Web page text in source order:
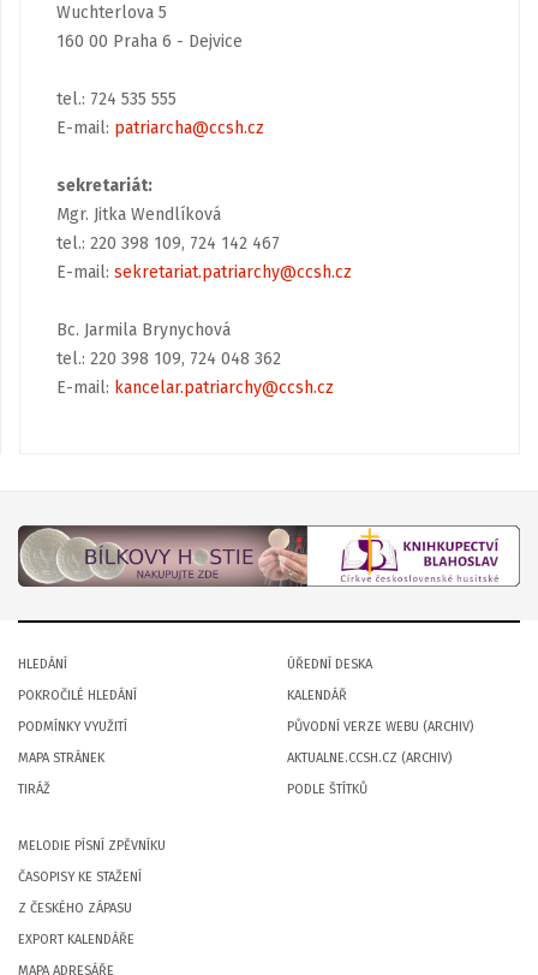
Wuchterlova 5
160 00 Praha 6 - Dejvice
tel.: 724 535 555
E-mail: patriarcha@ccsh.cz
sekretariát:
Mgr. Jitka Wendlíková
tel.: 220 398 109, 724 142 467
E-mail: sekretariat.patriarchy@ccsh.cz
Bc. Jarmila Brynychová
tel.: 220 398 109, 724 048 362
E-mail: kancelar.patriarchy@ccsh.cz
HLEDÁNÍ
POKROČILÉ HLEDÁNÍ
PODMÍNKY VYUŽITÍ
MAPA STRÁNEK
TIRÁŽ
ÚŘEDNÍ DESKA
KALENDÁŘ
PŮVODNÍ VERZE WEBU (ARCHIV)
AKTUALNE.CCSH.CZ (ARCHIV)
PODLE ŠTÍTKŮ
MELODIE PÍSNÍ ZPĚVNÍKU
ČASOPISY KE STAŽENÍ
Z ČESKÉHO ZÁPASU
EXPORT KALENDÁŘE
MAPA ADRESÁŘE